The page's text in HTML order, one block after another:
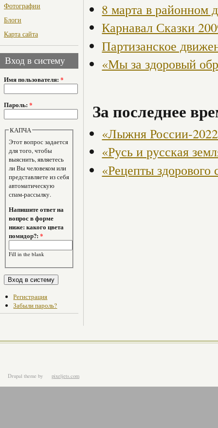
Фотографии
Блоги
Карта сайта
Вход в систему
Имя пользователя: *
Пароль: *
КАПЧА
Этот вопрос задается
для того, чтобы
выяснить, являетесь
ли Вы человеком или
представляете из себя
автоматическую
спам-рассылку.
Напишите ответ на
вопрос в форме
ниже: какого цвета
помидор?:*
Fill in the blank
Регистрация
Забыли пароль?
8 марта в районном
Карнавал Сказки
Партизанское
«Мы за здоровый
За последнее
«Лыжня России-
«Русь и русская
«Рецепты здорового
Drupal theme by pixeljets.com